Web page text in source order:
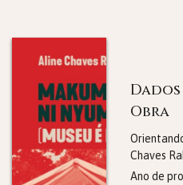
Obra
Chaves
Ano de